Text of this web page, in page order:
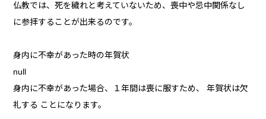
仏教では、死を穢れと考えていないため、喪中や忌中関係なし
に参拝することが出来るのです。
身内に不幸があった時の年賀状
null
身内に不幸があった場合、１年間は喪に服すため、 年賀状は欠
礼する ことになります。